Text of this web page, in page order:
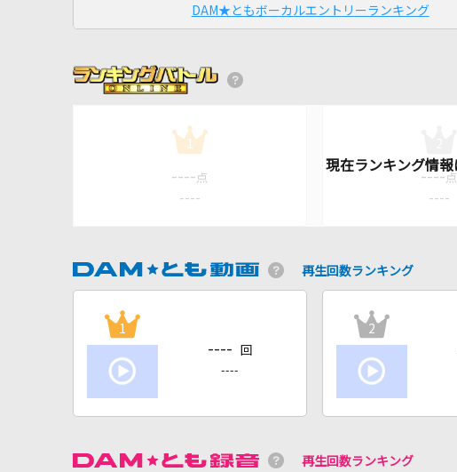
DAM★ともボーカルエントリーランキング
1
---- 点
----
---- 点
----
再生回数ランキング
1
---- 回
----
2
再生回数ランキング